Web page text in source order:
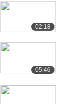
02:18
05:46